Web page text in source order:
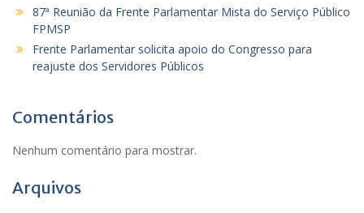
87ª Reunião da Frente Parlamentar Mista do Serviço Público
FPMSP
Frente Parlamentar solicita apoio do Congresso para
reajuste dos Servidores Públicos
Comentários
Nenhum comentário para mostrar.
Arquivos